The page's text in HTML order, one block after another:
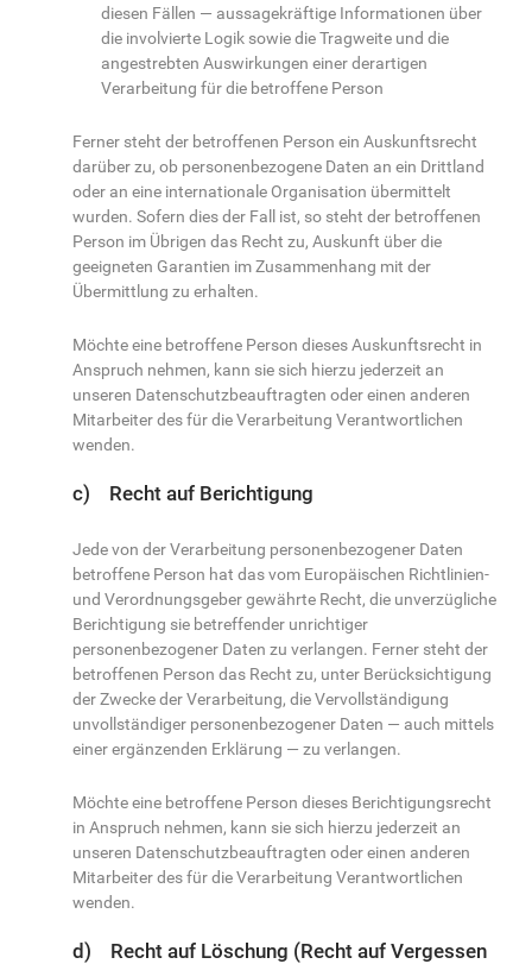
diesen Fällen — aussagekräftige Informationen über
die involvierte Logik sowie die Tragweite und die
angestrebten Auswirkungen einer derartigen
Verarbeitung für die betroffene Person
Ferner steht der betroffenen Person ein Auskunftsrecht
darüber zu, ob personenbezogene Daten an ein Drittland
oder an eine internationale Organisation übermittelt
wurden. Sofern dies der Fall ist, so steht der betroffenen
Person im Übrigen das Recht zu, Auskunft über die
geeigneten Garantien im Zusammenhang mit der
Übermittlung zu erhalten.
Möchte eine betroffene Person dieses Auskunftsrecht in
Anspruch nehmen, kann sie sich hierzu jederzeit an
unseren Datenschutzbeauftragten oder einen anderen
Mitarbeiter des für die Verarbeitung Verantwortlichen
wenden.
c) Recht auf Berichtigung
Jede von der Verarbeitung personenbezogener Daten
betroffene Person hat das vom Europäischen Richtlinien-
und Verordnungsgeber gewährte Recht, die unverzügliche
Berichtigung sie betreffender unrichtiger
personenbezogener Daten zu verlangen. Ferner steht der
betroffenen Person das Recht zu, unter Berücksichtigung
der Zwecke der Verarbeitung, die Vervollständigung
unvollständiger personenbezogener Daten — auch mittels
einer ergänzenden Erklärung — zu verlangen.
Möchte eine betroffene Person dieses Berichtigungsrecht
in Anspruch nehmen, kann sie sich hierzu jederzeit an
unseren Datenschutzbeauftragten oder einen anderen
Mitarbeiter des für die Verarbeitung Verantwortlichen
wenden.
d) Recht auf Löschung (Recht auf Vergessen